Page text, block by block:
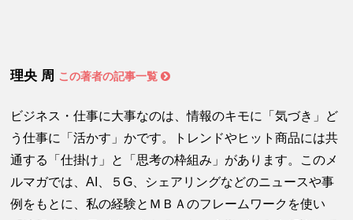
理央 周 この著者の記事一覧
ビジネス・仕事に大事なのは、情報のキモに「気づき」ど
う仕事に「活かす」かです。トレンドやヒット商品には共
通する「仕掛け」と「思考の枠組み」があります。このメ
ルマガでは、AI、５G、シェアリングなどのニュースや事
例をもとに、私の経験とＭＢＡのフレームワークを使い